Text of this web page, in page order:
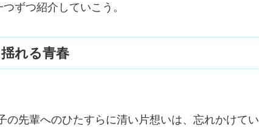
ずつ紹介していこう。
れる青春
先輩へのひたすらに清い片想いは、忘れかけてい